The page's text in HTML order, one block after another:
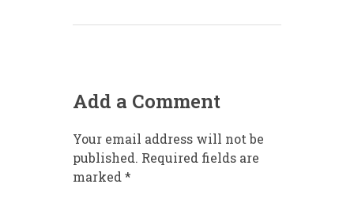
Add a Comment
Your email address will not be
published. Required fields are
marked *